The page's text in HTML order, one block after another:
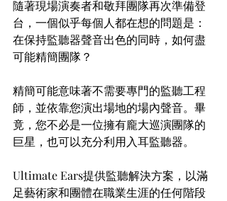
隨著現場演奏者和敬拜團隊再次準備登
台，一個似乎每個人都在想的問題是：
在保持監聽器聲音出色的同時，如何盡
可能精簡團隊？
精簡可能意味著不需要專門的監聽工程
師，並依靠您演出場地的場內聲音。畢
竟，您不必是一位擁有龐大巡演團隊的
巨星，也可以充分利用入耳監聽器。
Ultimate Ears提供監聽解決方案，以滿
足藝術家和團體在職業生涯的任何階段